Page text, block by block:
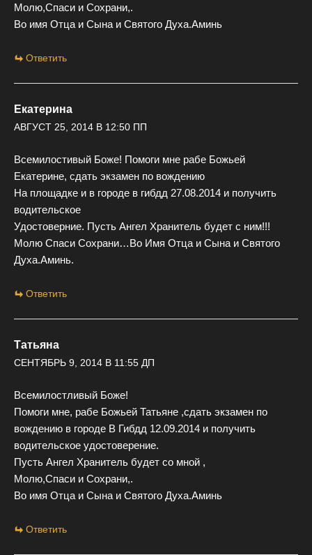
Молю,Спаси и Сохрани,.
Во имя Отца и Сына и Святого Духа.Аминь
Ответить
Екатерина
АВГУСТ 25, 2014 В 12:50 ПП
Всемилостивый Боже! Помоги мне рабе Божьей
Екатерине, сдать экзамен по вождению
На площадке и в городе в гибдд 27.08.2014 и получить
водительское
Удостоверние. Пусть Ангел Хранитель будет с ним!!!
Молю Спаси Сохрани…Во Имя Отца и Сына и Святого
Духа.Аминь.
Ответить
Татьяна
СЕНТЯБРЬ 9, 2014 В 11:55 ДП
Всемилостливый Боже!
Помоги мне, рабе Божьей Татьяне ,сдать экзамен по
вождению в городе В Гибдд 12.09.2014 и получить
водительское удостоверение.
Пусть Ангел Хранитель будет со мной ,
Молю,Спаси и Сохрани,.
Во имя Отца и Сына и Святого Духа.Аминь
Ответить